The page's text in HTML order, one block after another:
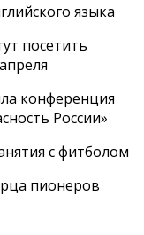
языка
посетить
конференция
России»
с фитболом
пионеров